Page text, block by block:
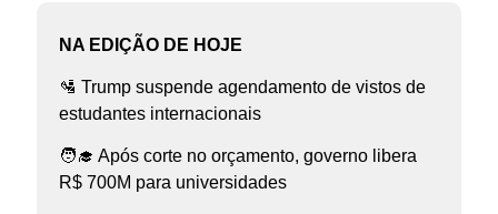
NA EDIÇÃO DE HOJE
🛂 Trump suspende agendamento de vistos de
estudantes internacionais
🧑‍🎓 Após corte no orçamento, governo libera
R$ 700M para universidades